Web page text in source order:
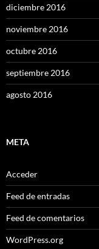
diciembre 2016
noviembre 2016
octubre 2016
septiembre 2016
agosto 2016
META
Acceder
Feed de entradas
Feed de comentarios
WordPress.org